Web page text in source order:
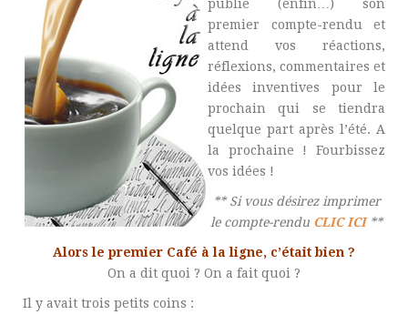
publie (enfin…) son
premier compte-rendu et
attend vos réactions,
réflexions, commentaires et
idées inventives pour le
prochain qui se tiendra
quelque part après l’été. A
la prochaine ! Fourbissez
vos idées !
** Si vous désirez imprimer
le compte-rendu CLIC ICI**
Alors le premier Café à la ligne, c’était bien ?
On a dit quoi ? On a fait quoi ?
Il y avait trois petits coins :